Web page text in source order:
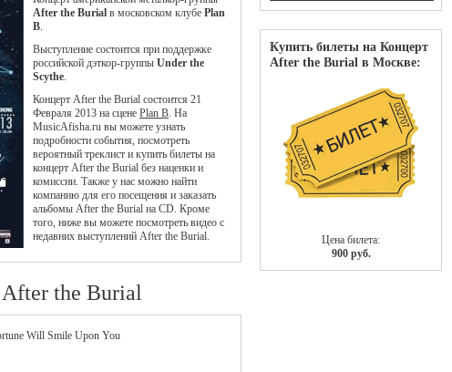
Купить билеты на Концерт
After the Burial в Москве:
Цена билета:
900 руб.
After the Burial в московском клубе Plan
B.
Выступление состоится при поддержке
российской дэткор-группы Under the
Scythe.
Концерт After the Burial состоится 21
Февраля 2013 на сцене Plan B. На
MusicAfisha.ru вы можете узнать
подробности события, посмотреть
вероятный треклист и купить билеты на
концерт After the Burial без наценки и
комиссии. Также у нас можно найти
компанию для его посещения и заказать
альбомы After the Burial на CD. Кроме
того, ниже вы можете посмотреть видео с
недавних выступлений After the Burial.
After the Burial
Will Smile Upon You